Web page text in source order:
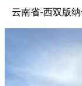
云南省-西双版